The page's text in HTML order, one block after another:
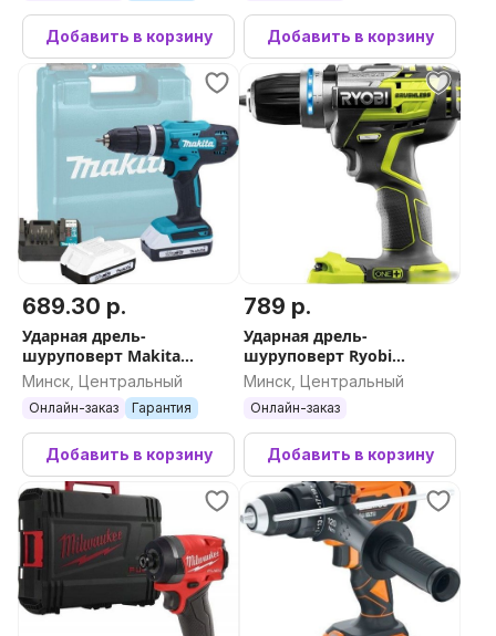
Добавить в корзину Добавить в корзину
689.30 р.
Ударная дрель-
шуруповерт Makita
HP488D006 (с 2-мя АКБ,
Минск, Центральный
Онлайн-заказ Гарантия
Добавить в корзину
789 р.
Ударная дрель-
шуруповерт Ryobi
R18PDBL-0 5133002438 (без
Минск, Центральный
Онлайн-заказ
Добавить в корзину